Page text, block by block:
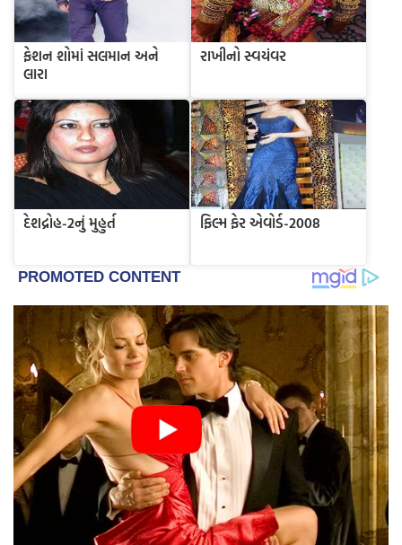
ફેશન શોમાં સલમાન અને
લારા
રાખીનો સ્વયંવર
દેશદ્રોહ-2નું મુહુર્ત ફિલ્મ ફેર એવોર્ડ-2008